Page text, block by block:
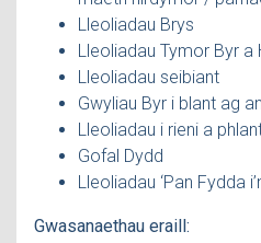
Lleoliadau Brys
Lleoliadau Tymor Byr a
Lleoliadau seibiant
Gwyliau Byr i blant ag
Lleoliadau i rieni a
Gofal Dydd
Lleoliadau ‘Pan Fydda
Gwasanaethau eraill: